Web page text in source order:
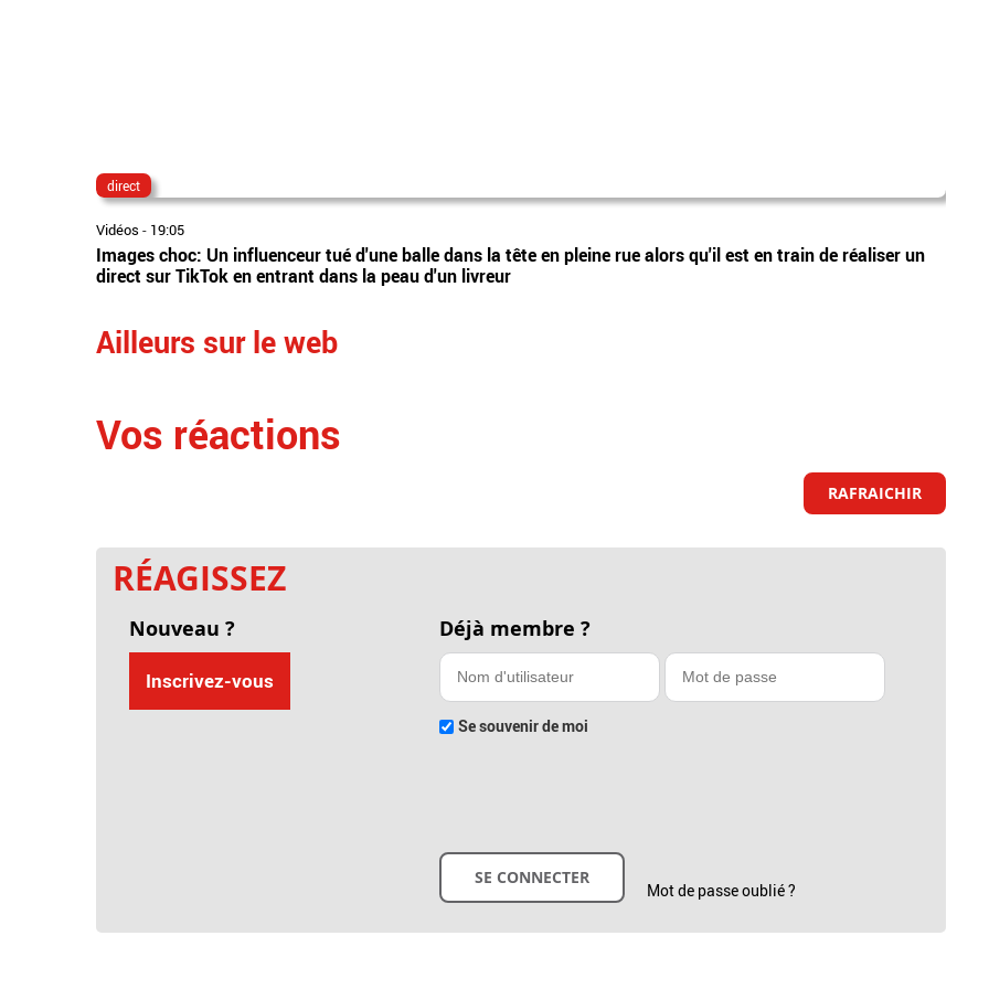
direct
Vidéos - 19:05
Images choc: Un influenceur tué d'une balle dans la tête en pleine rue alors qu'il est en train de réaliser un
direct sur TikTok en entrant dans la peau d'un livreur
Ailleurs sur le web
Vos réactions
RAFRAICHIR
RÉAGISSEZ
Nouveau ?
Inscrivez-vous
Déjà membre ?
Se souvenir de moi
Mot de passe oublié ?